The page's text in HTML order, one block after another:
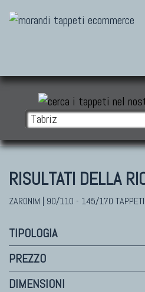
RISULTATI DELLA
ZARONIM | 90/110 - 145/170 TAPPETI
TIPOLOGIA
PREZZO
DIMENSIONI